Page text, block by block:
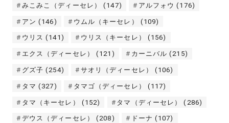
みこみこ（ディーセレ） (147) アルフォウ (176)
アン (146) ウムル（キーセレ） (109)
ウリス (141) ウリス（キーセレ） (156)
エクス（ディーセレ） (121) カーニバル (215)
グズ子 (254) サオリ（ディーセレ） (106)
タマ (327) タマゴ（ディーセレ） (117)
タマ（キーセレ） (152) タマ（ディーセレ） (286)
デウス（ディーセレ） (208) ドーナ (107)